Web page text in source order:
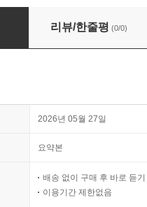
고전 30권을 1권으로 읽는
리뷰/한줄평 (0/0)
2026년 05월 27일
요약본
배송 없이 구매 후 바로 듣기
이용기간 제한없음